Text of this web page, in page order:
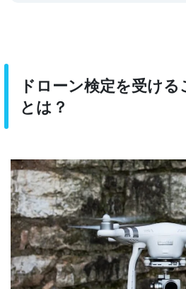
ドローン検定を受け
とは？